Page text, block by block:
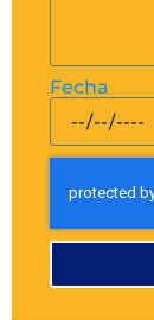
Fecha